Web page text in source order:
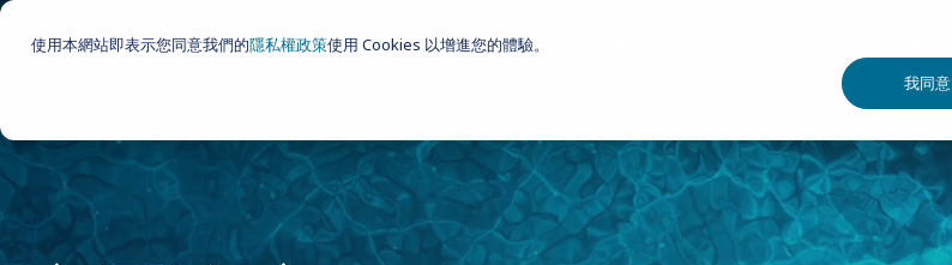
使用本網站即表示您同意我們的隱私權政策使用 Cookies 以增進您的體驗。
我同意
Skip